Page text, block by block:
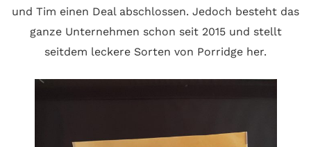
und Tim einen Deal abschlossen. Jedoch besteht das
ganze Unternehmen schon seit 2015 und stellt
seitdem leckere Sorten von Porridge her.